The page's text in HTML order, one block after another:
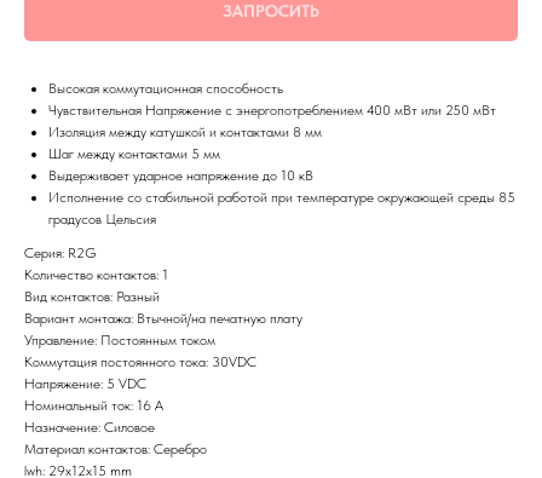
ЗАПРОСИТЬ
Высокая коммутационная способность
Чувствительная Напряжение с энергопотреблением 400 мВт или 250 мВт
Изоляция между катушкой и контактами 8 мм
Шаг между контактами 5 мм
Выдерживает ударное напряжение до 10 кВ
Исполнение со стабильной работой при температуре окружающей среды 85
градусов Цельсия
Серия: R2G
Количество контактов: 1
Вид контактов: Разный
Вариант монтажа: Втычной/на печатную плату
Управление: Постоянным током
Коммутация постоянного тока: 30VDC
Напряжение: 5 VDC
Номинальный ток: 16 А
Назначение: Силовое
Материал контактов: Серебро
lwh: 29x12x15 mm